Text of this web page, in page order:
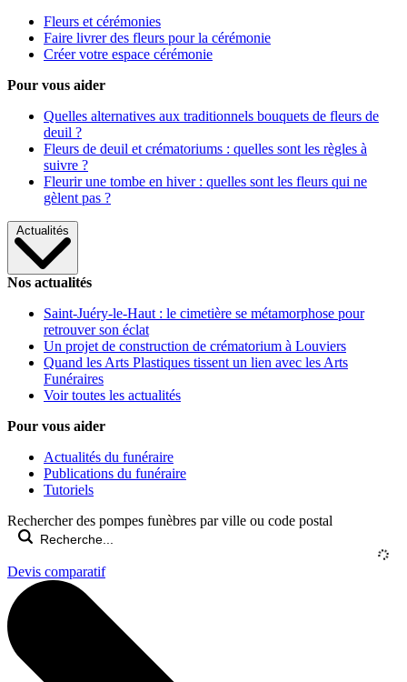
Fleurs et cérémonies
Faire livrer des fleurs pour la cérémonie
Créer votre espace cérémonie
Pour vous aider
Quelles alternatives aux traditionnels bouquets de fleurs de
deuil ?
Fleurs de deuil et crématoriums : quelles sont les règles à
suivre ?
Fleurir une tombe en hiver : quelles sont les fleurs qui ne
gèlent pas ?
Actualités
Nos actualités
Saint-Juéry-le-Haut : le cimetière se métamorphose pour
retrouver son éclat
Un projet de construction de crématorium à Louviers
Quand les Arts Plastiques tissent un lien avec les Arts
Funéraires
Voir toutes les actualités
Pour vous aider
Actualités du funéraire
Publications du funéraire
Tutoriels
Rechercher des pompes funèbres par ville ou code postal
Devis comparatif